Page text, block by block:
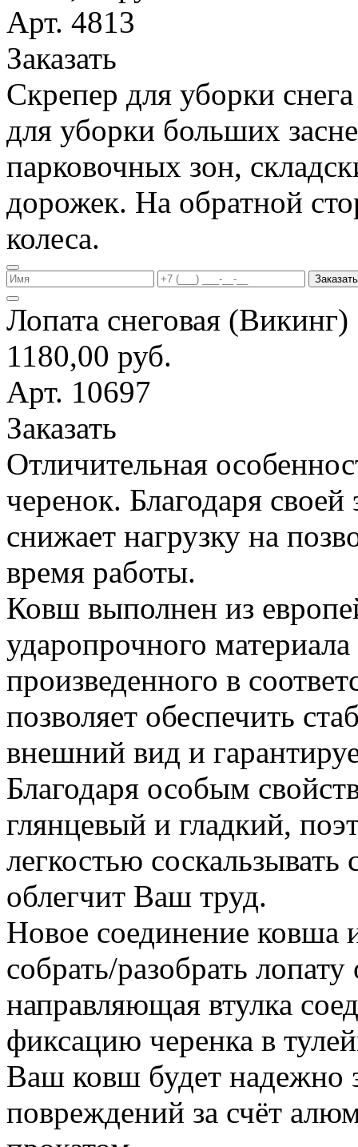
Арт. 4813
Заказать
Скрепер для уборки
для уборки больших
парковочных зон,
дорожек. На обратной
колеса.
Заказать
Лопата снеговая
1180,00 руб.
Арт. 10697
Заказать
Отличительная
черенок. Благодаря
снижает нагрузку на
время работы.
Ковш выполнен из
ударопрочного
произведенного в
позволяет обеспечить
внешний вид и
Благодаря особым
глянцевый и гладкий,
легкостью соскальзывать
облегчит Ваш труд.
Новое соединение ковша
собрать/разобрать
направляющая втулка
фиксацию черенка в
Ваш ковш будет надежно
повреждений за счёт